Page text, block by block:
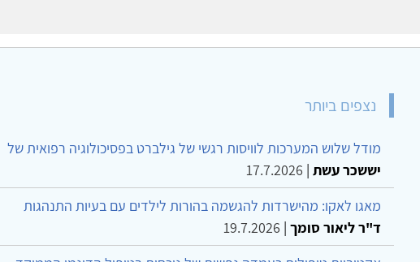
נצפים ביותר
מודל שלוש המערכות לוויסות רגשי של גילברט בפסיכולוגיה רפואית של
יששכר עשת |
17.7.2026
מאגו לאקו: מהישרדות להגשמה בהורות לילדים עם בעיות התנהגות
ד"ר ליאור סומך |
19.7.2026